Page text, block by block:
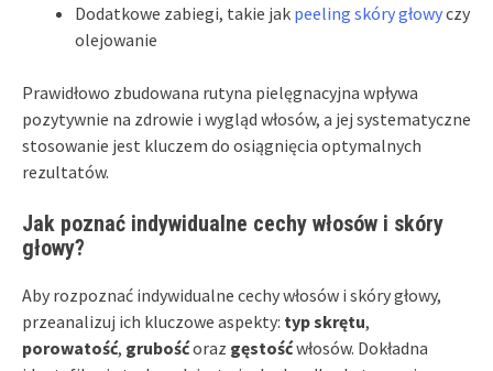
Dodatkowe zabiegi, takie jak peeling skóry głowyczy
olejowanie
Prawidłowo zbudowana rutyna pielęgnacyjna wpływa
pozytywnie na zdrowie i wygląd włosów, a jej systematyczne
stosowanie jest kluczem do osiągnięcia optymalnych
rezultatów.
Jak poznać indywidualne cechy włosów i skóry
głowy?
Aby rozpoznać indywidualne cechy włosów i skóry głowy,
przeanalizuj ich kluczowe aspekty: typ skrętu,
porowatość, grubośćoraz gęstośćwłosów. Dokładna